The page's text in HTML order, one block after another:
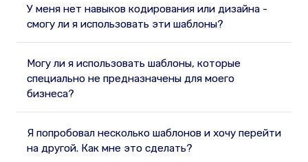
У меня нет навыков кодирования или дизайна -
смогу ли я использовать эти шаблоны?
Могу ли я использовать шаблоны, которые
специально не предназначены для моего
бизнеса?
Я попробовал несколько шаблонов и хочу перейти
на другой. Как мне это сделать?